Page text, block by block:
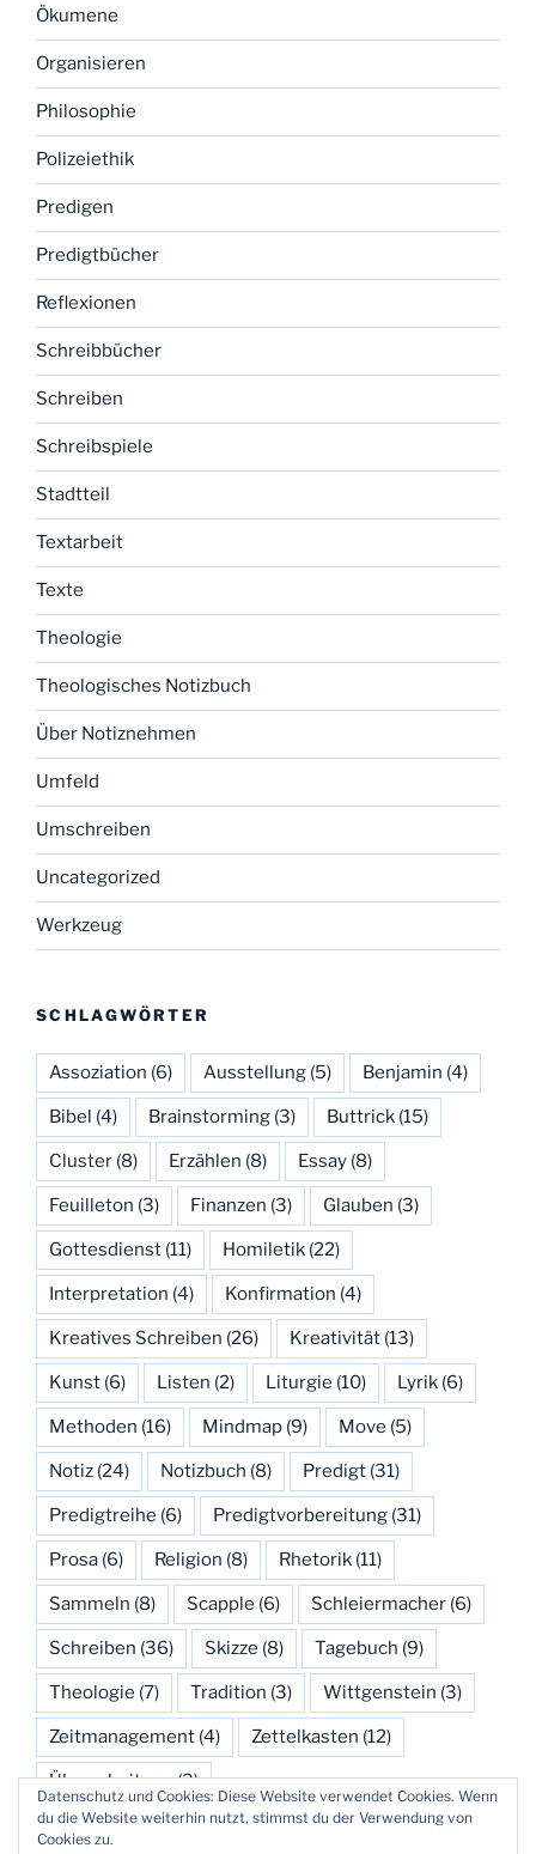
Ökumene
Organisieren
Philosophie
Polizeiethik
Predigen
Predigtbücher
Reflexionen
Schreibbücher
Schreiben
Schreibspiele
Stadtteil
Textarbeit
Texte
Theologie
Theologisches Notizbuch
Über Notiznehmen
Umfeld
Umschreiben
Uncategorized
Werkzeug
SCHLAGWÖRTER
Assoziation (6) Ausstellung (5) Benjamin (4)
Bibel (4) Brainstorming (3) Buttrick (15)
Cluster (8) Erzählen (8) Essay (8)
Feuilleton (3) Finanzen (3) Glauben (3)
Gottesdienst (11) Homiletik (22)
Interpretation (4) Konfirmation (4)
Kreatives Schreiben (26) Kreativität (13)
Kunst (6) Listen (2) Liturgie (10) Lyrik (6)
Methoden (16) Mindmap (9) Move (5)
Notiz (24) Notizbuch (8) Predigt (31)
Predigtreihe (6) Predigtvorbereitung (31)
Prosa (6) Religion (8) Rhetorik (11)
Sammeln (8) Scapple (6) Schleiermacher (6)
Schreiben (36) Skizze (8) Tagebuch (9)
Theologie (7) Tradition (3) Wittgenstein (3)
Zeitmanagement (4) Zettelkasten (12)
Überarbeitung(3)
Datenschutz und Cookies: Diese Website verwendet Cookies. Wenn
du die Website weiterhin nutzt, stimmst du der Verwendung von
Cookies zu.